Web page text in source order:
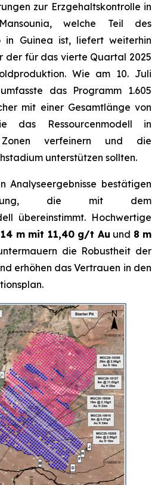
zur Erzgehaltskontrolle in
welche Teil des
in Guinea ist, liefert weiterhin
der für das vierte Quartal 2025
Wie am 10. Juli
das Programm 1.605
mit einer Gesamtlänge von
das Ressourcenmodell in
Zonen verfeinern und die
unterstützen sollten.
Analyseergebnisse bestätigen
die mit dem
übereinstimmt. Hochwertige
14 m mit 11,40 g/t Au und 8 m
die Robustheit der
erhöhen das Vertrauen in den